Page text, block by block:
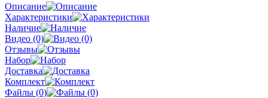
Описание
Характеристики
Наличие
Видео (0)
Отзывы
Набор
Доставка
Комплект
Файлы (0)